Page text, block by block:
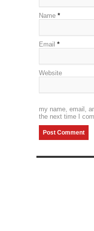
Name *
Email *
Website
my name, email,
the next time I